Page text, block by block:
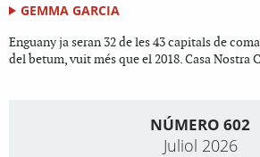
GEMMA GARCIA
Enguany ja seran 32 de les 43 capitals de
del betum, vuit més que el 2018. Casa Nostra
NÚMERO 602
Juliol 2026